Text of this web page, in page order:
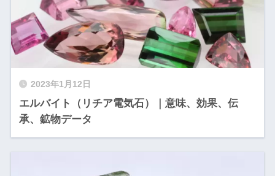
2023年1月12日
エルバイト（リチア電気石）｜意味、効果、伝
承、鉱物データ